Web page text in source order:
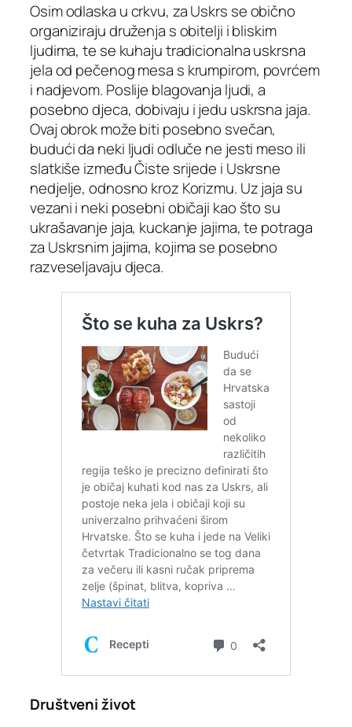
Osim odlaska u crkvu, za Uskrs se obično
organiziraju druženja s obitelji i bliskim
ljudima, te se kuhaju tradicionalna uskrsna
jela od pečenog mesa s krumpirom, povrćem
i nadjevom. Poslije blagovanja ljudi, a
posebno djeca, dobivaju i jedu uskrsna jaja.
Ovaj obrok može biti posebno svečan,
budući da neki ljudi odluče ne jesti meso ili
slatkiše između Čiste srijede i Uskrsne
nedjelje, odnosno kroz Korizmu. Uz jaja su
vezani i neki posebni običaji kao što su
ukrašavanje jaja, kuckanje jajima, te potraga
za Uskrsnim jajima, kojima se posebno
razveseljavaju djeca.
Društveni život